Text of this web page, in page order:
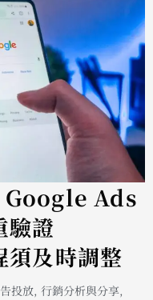
Google Ads
驗證
及時調整
投放, 行銷分析與分享,